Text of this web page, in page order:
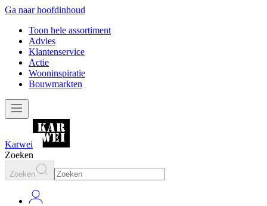
Ga naar hoofdinhoud
Toon hele assortiment
Advies
Klantenservice
Actie
Wooninspiratie
Bouwmarkten
Karwei
Zoeken
Zoeken